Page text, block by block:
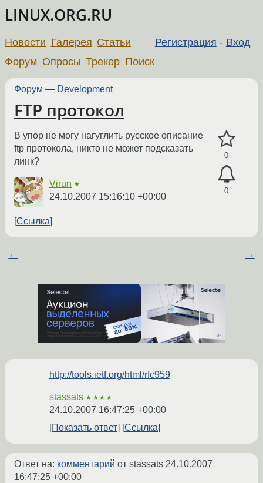
LINUX.ORG.RU
Регистрация - Вход
Новости Галерея Статьи
Форум Опросы Трекер Поиск
Форум — Development
FTP протокол
0
0
В упор не могу нагуглить русское описание
ftp протокола, никто не может подсказать
линк?
Virun ★
24.10.2007 15:16:10 +00:00
Ссылка
← →
http://tools.ietf.org/html/rfc959
stassats ★★★★
24.10.2007 16:47:25 +00:00
Показать ответ
Ссылка
Ответ на: комментарий от stassats 24.10.2007
16:47:25 +00:00